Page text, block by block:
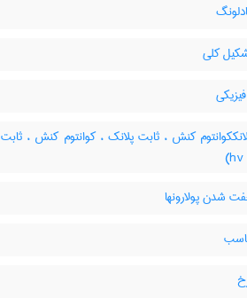
کلی
کنش ، ثابت پلانک ، کوانتوم کنش ، ثابت
شدن پولارونها